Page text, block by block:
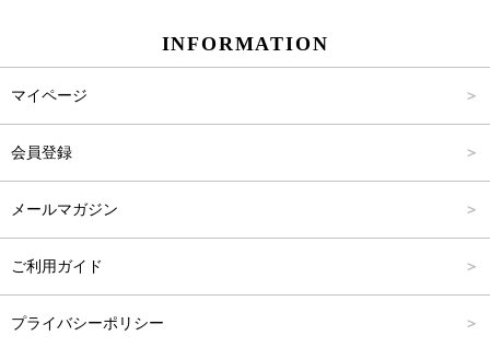
INFORMATION
マイページ
会員登録
メールマガジン
ご利用ガイド
プライバシーポリシー